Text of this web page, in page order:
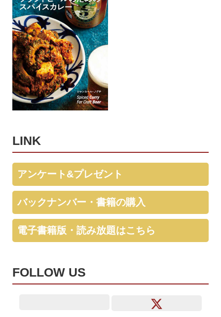
LINK
アンケート&プレゼント
バックナンバー・書籍の購入
電子書籍版・読み放題はこちら
FOLLOW US